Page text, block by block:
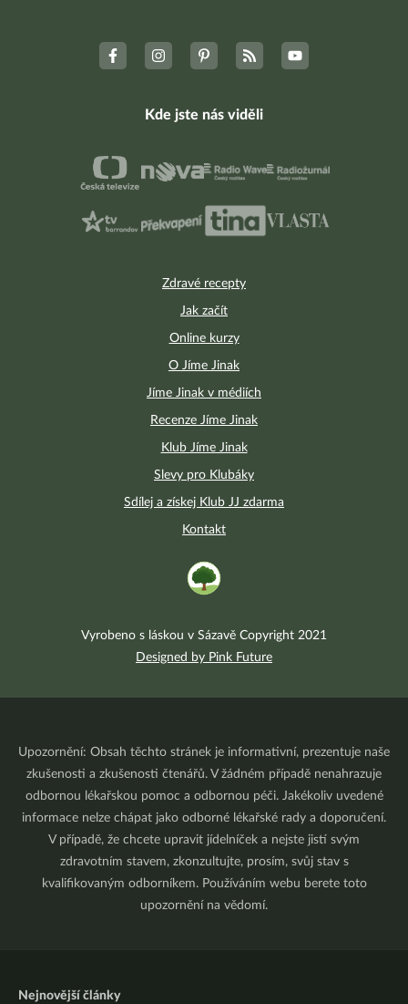
Zdravé recepty
Jak začít
Online kurzy
O Jíme Jinak
Jíme Jinak v médiích
Recenze Jíme Jinak
Klub Jíme Jinak
Slevy pro Klubáky
Sdílej a získej Klub JJ zdarma
Kontakt
Kde jste nás viděli
Vyrobeno s láskou v Sázavě Copyright 2021
Designed by Pink Future
Upozornění: Obsah těchto stránek je informativní, prezentuje naše
zkušenosti a zkušenosti čtenářů. V žádném případě nenahrazuje
odbornou lékařskou pomoc a odbornou péči. Jakékoliv uvedené
informace nelze chápat jako odborné lékařské rady a doporučení.
V případě, že chcete upravit jídelníček a nejste jistí svým
zdravotním stavem, zkonzultujte, prosím, svůj stav s
kvalifikovaným odborníkem. Používáním webu berete toto
upozornění na vědomí.
Nejnovější články